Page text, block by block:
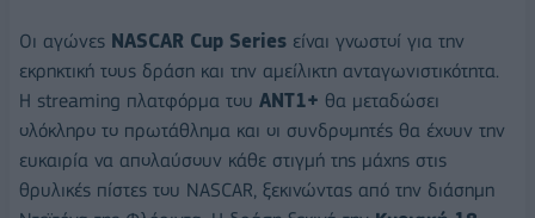
Οι αγώνες NASCAR Cup Series είναι γνωστοί για την
εκρηκτική τους δράση και την αμείλικτη ανταγωνιστικότητα.
Η streaming πλατφόρμα του ANT1+ θα μεταδώσει
ολόκληρο το πρωτάθλημα και οι συνδρομητές θα έχουν την
ευκαιρία να απολαύσουν κάθε στιγμή της μάχης στις
θρυλικές πίστες του NASCAR, ξεκινώντας από την διάσημη